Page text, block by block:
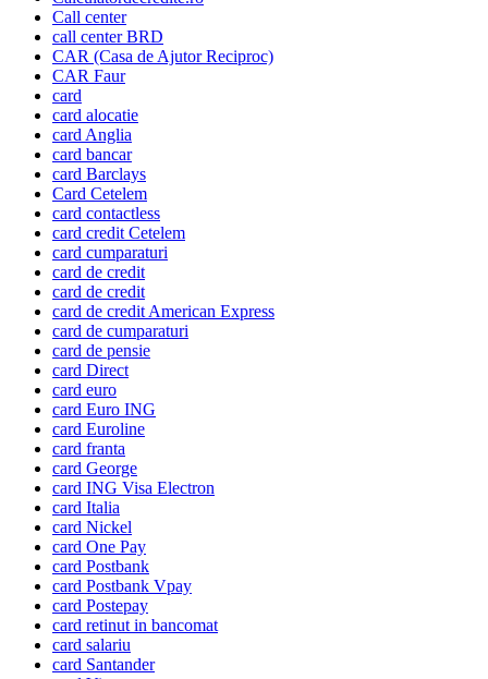
Call center
call center BRD
CAR (Casa de Ajutor Reciproc)
CAR Faur
card
card alocatie
card Anglia
card bancar
card Barclays
Card Cetelem
card contactless
card credit Cetelem
card cumparaturi
card de credit
card de credit
card de credit American Express
card de cumparaturi
card de pensie
card Direct
card euro
card Euro ING
card Euroline
card franta
card George
card ING Visa Electron
card Italia
card Nickel
card One Pay
card Postbank
card Postbank Vpay
card Postepay
card retinut in bancomat
card salariu
card Santander